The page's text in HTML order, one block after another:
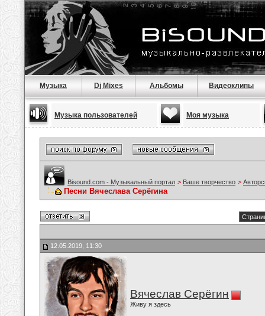
Музыка Dj Mixes Альбомы Видеоклипы
Музыка пользователей Моя музыка
Bisound.com - Музыкальный портал > Ваше творчество >
Песни Вячеслава Серёгина
12.05.2019, 11:30
Вячеслав Серёгин
Живу я здесь